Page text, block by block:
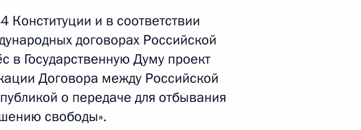
между Россией и Южной Осетией
Конституции и в соответствии
договорах Российской
в Государственную Думу проект
Договора между Российской
о передаче для отбывания
свободы».